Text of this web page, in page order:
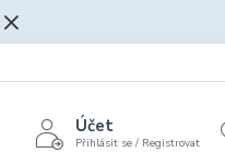
Účet
Přihlásit se / Registrovat